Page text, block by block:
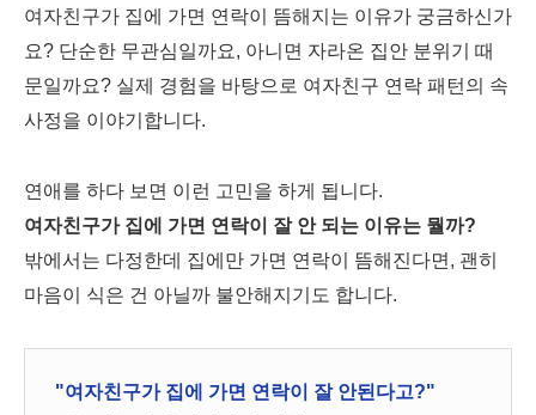
여자친구가 집에 가면 연락이 뜸해지는 이유가 궁금하신가
요? 단순한 무관심일까요, 아니면 자라온 집안 분위기 때
문일까요? 실제 경험을 바탕으로 여자친구 연락 패턴의 속
사정을 이야기합니다.
연애를 하다 보면 이런 고민을 하게 됩니다.
여자친구가 집에 가면 연락이 잘 안 되는 이유는 뭘까?
밖에서는 다정한데 집에만 가면 연락이 뜸해진다면, 괜히
마음이 식은 건 아닐까 불안해지기도 합니다.
"여자친구가 집에 가면 연락이 잘 안된다고?"